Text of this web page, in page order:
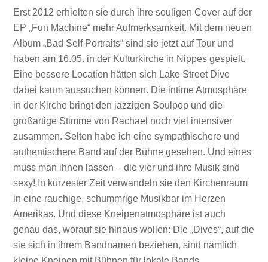
Erst 2012 erhielten sie durch ihre souligen Cover auf der
EP „Fun Machine“ mehr Aufmerksamkeit. Mit dem neuen
Album „Bad Self Portraits“ sind sie jetzt auf Tour und
haben am 16.05. in der Kulturkirche in Nippes gespielt.
Eine bessere Location hätten sich Lake Street Dive
dabei kaum aussuchen können. Die intime Atmosphäre
in der Kirche bringt den jazzigen Soulpop und die
großartige Stimme von Rachael noch viel intensiver
zusammen. Selten habe ich eine sympathischere und
authentischere Band auf der Bühne gesehen. Und eines
muss man ihnen lassen – die vier und ihre Musik sind
sexy! In kürzester Zeit verwandeln sie den Kirchenraum
in eine rauchige, schummrige Musikbar im Herzen
Amerikas. Und diese Kneipenatmosphäre ist auch
genau das, worauf sie hinaus wollen: Die „Dives“, auf die
sie sich in ihrem Bandnamen beziehen, sind nämlich